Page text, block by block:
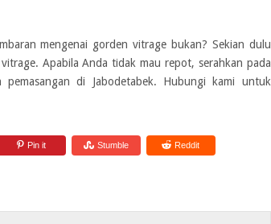
mengenai gorden vitrage bukan? Sekian dulu
Apabila Anda tidak mau repot, serahkan pada
pemasangan di Jabodetabek. Hubungi kami untuk
Pin it Stumble Reddit